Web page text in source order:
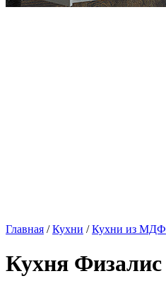
Главная /Кухни /Кухни из МДФ
Кухня Физалис